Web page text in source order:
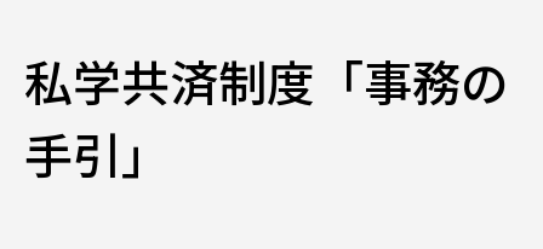
私学共済制度「事務の
手引」